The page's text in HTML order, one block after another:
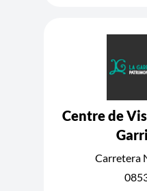
Centre de
Carretera